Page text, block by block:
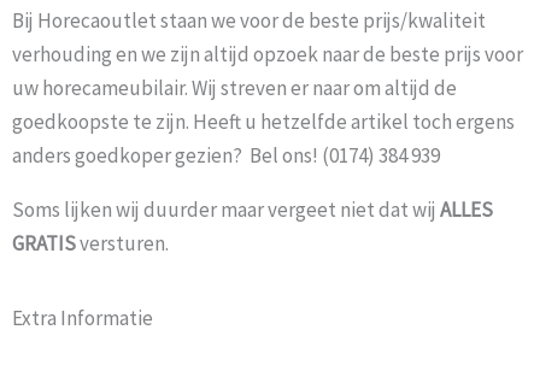
Bij Horecaoutlet staan we voor de beste prijs/kwaliteit
verhouding en we zijn altijd opzoek naar de beste prijs voor
uw horecameubilair. Wij streven er naar om altijd de
goedkoopste te zijn. Heeft u hetzelfde artikel toch ergens
anders goedkoper gezien? Bel ons! (0174) 384 939
Soms lijken wij duurder maar vergeet niet dat wij ALLES
GRATISversturen.
Extra Informatie